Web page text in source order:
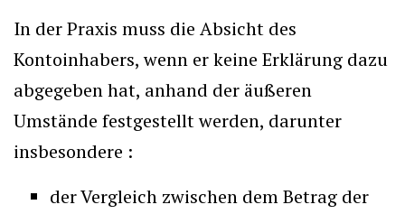
In der Praxis muss die Absicht des
Kontoinhabers, wenn er keine Erklärung dazu
abgegeben hat, anhand der äußeren
Umstände festgestellt werden, darunter
insbesondere :
der Vergleich zwischen dem Betrag der